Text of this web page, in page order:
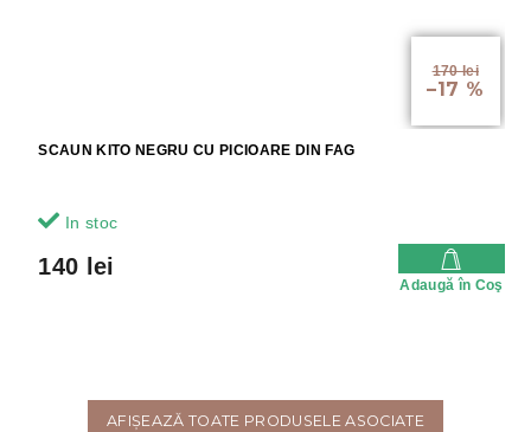
170 lei
–17 %
SCAUN KITO NEGRU CU PICIOARE DIN FAG
In stoc
140 lei
Adaugă în Coş
AFIŞEAZĂ TOATE PRODUSELE ASOCIATE